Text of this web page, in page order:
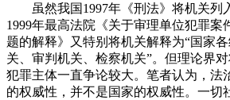
虽然我国1997年《刑法》将机关列
1999年最高法院《关于审理单位犯罪案
题的解释》又特别将机关解释为“国家
关、审判机关、检察机关”。但理论界
犯罪主体一直争论较大。笔者认为，法
的权威性，并不是国家的权威性。一切